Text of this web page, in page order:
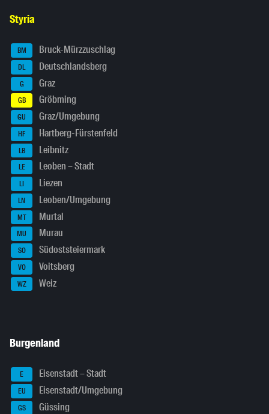
Styria
BM Bruck-Mürzzuschlag
DL Deutschlandsberg
G Graz
GB Gröbming
GU Graz/Umgebung
HF Hartberg-Fürstenfeld
LB Leibnitz
LE Leoben – Stadt
LI Liezen
LN Leoben/Umgebung
MT Murtal
MU Murau
SO Südoststeiermark
VO Voitsberg
WZ Weiz
Burgenland
E Eisenstadt – Stadt
EU Eisenstadt/Umgebung
GS Güssing